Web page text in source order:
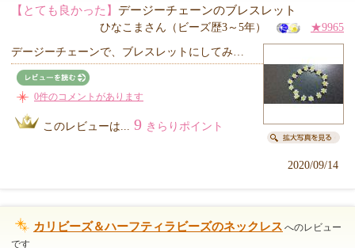
【とても良かった】 デージーチェーンのブレスレット
ひなこまさん（ビーズ歴3～5年） ★9965
デージーチェーンで、ブレスレットにしてみ…
0件のコメントがあります
このレビューは... 9 きらりポイント
2020/09/14
カリビーズ＆ハーフティラビーズのネックレス へのレビュー
です